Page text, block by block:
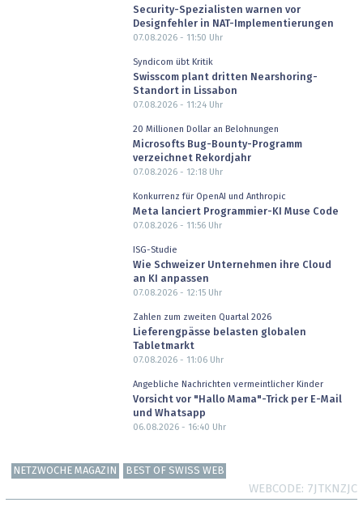
Security-Spezialisten warnen vor
Designfehler in NAT-Implementierungen
07.08.2026 - 11:50 Uhr
Syndicom übt Kritik
Swisscom plant dritten Nearshoring-
Standort in Lissabon
07.08.2026 - 11:24Uhr
20 Millionen Dollar an Belohnungen
Microsofts Bug-Bounty-Programm
verzeichnet Rekordjahr
07.08.2026 - 12:18Uhr
Konkurrenz für OpenAI und Anthropic
Meta lanciert Programmier-KI Muse Code
07.08.2026 - 11:56Uhr
ISG-Studie
Wie Schweizer Unternehmen ihre Cloud
an KI anpassen
07.08.2026 - 12:15Uhr
Zahlen zum zweiten Quartal 2026
Lieferengpässe belasten globalen
Tabletmarkt
07.08.2026 - 11:06Uhr
Angebliche Nachrichten vermeintlicher Kinder
Vorsicht vor "Hallo Mama"-Trick per E-Mail
und Whatsapp
06.08.2026 - 16:40 Uhr
NETZWOCHE MAGAZIN BEST OF SWISS WEB
WEBCODE 7JTKNZJC